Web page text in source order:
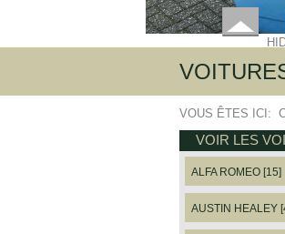
VOUS ÊTES ICI:
VOIR LES
ALFA ROMEO [15]
AUSTIN HEALEY